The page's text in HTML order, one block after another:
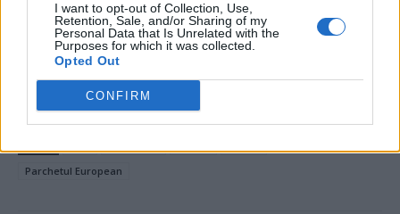
I want to opt-out of Collection, Use,
Retention, Sale, and/or Sharing of my
Personal Data that Is Unrelated with the
Purposes for which it was collected.
Opted Out
CONFIRM
- Advertisement -
Parchetul European